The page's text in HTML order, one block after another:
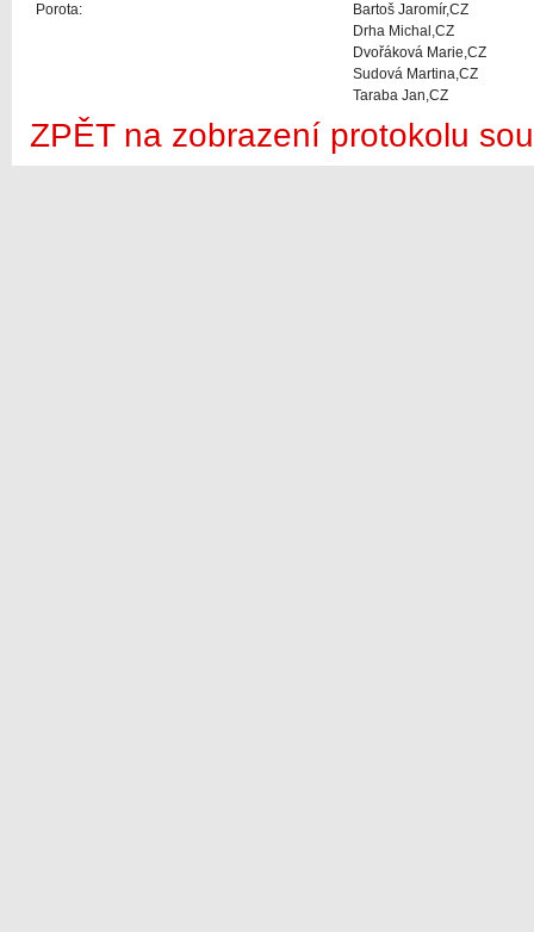
Porota:
Bartoš Jaromír,CZ
Drha Michal,CZ
Dvořáková Marie,CZ
Sudová Martina,CZ
Taraba Jan,CZ
ZPĚT na zobrazení protokolu